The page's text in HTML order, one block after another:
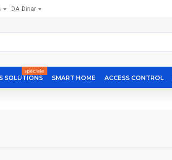
DA Dinar
SOLUTIONS
spéciale
SMART HOME ACCESS CONTROL